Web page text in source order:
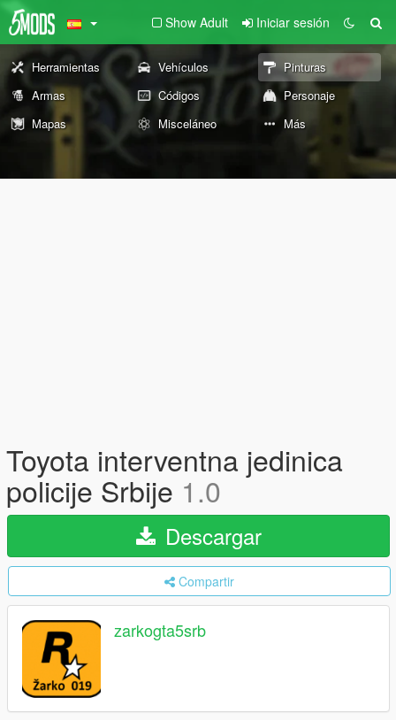
Show Adult Iniciar sesión
Herramientas Vehículos
Pinturas
Armas
Códigos
Personaje
Mapas
Misceláneo Más
Toyota interventna jedinica
policije Srbije 1.0
Descargar
Compartir
zarkogta5srb